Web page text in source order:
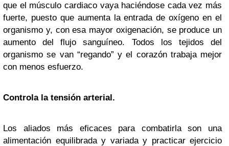
que el músculo cardiaco vaya haciéndose cada vez más
fuerte, puesto que aumenta la entrada de oxígeno en el
organismo y, con esa mayor oxigenación, se produce un
aumento del flujo sanguíneo. Todos los tejidos del
organismo se van “regando” y el corazón trabaja mejor
con menos esfuerzo.
Controla la tensión arterial.
Los aliados más eficaces para combatirla son una
alimentación equilibrada y variada y practicar ejercicio